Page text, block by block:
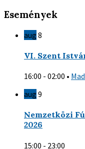
Események
aug 8
VI. Szent
16:00 - 02:00 •
aug 9
Nemzetközi
2026
15:00 - 23:00